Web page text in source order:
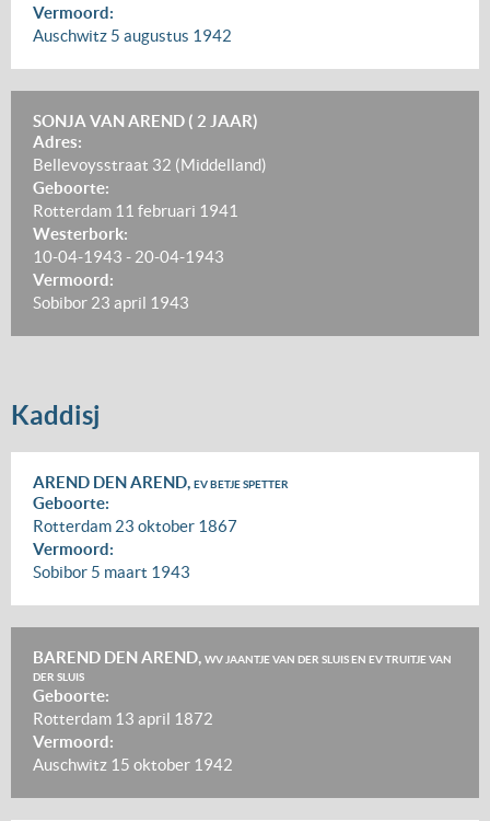
Vermoord:
Auschwitz 5 augustus 1942
SONJA VAN AREND ( 2 JAAR)
Adres:
Bellevoysstraat 32 (Middelland)
Geboorte:
Rotterdam 11 februari 1941
Westerbork:
10-04-1943 - 20-04-1943
Vermoord:
Sobibor 23 april 1943
Kaddisj
AREND DEN AREND, EV BETJE SPETTER
Geboorte:
Rotterdam 23 oktober 1867
Vermoord:
Sobibor 5 maart 1943
BAREND DEN AREND, WV JAANTJE VAN DER SLUIS EN EV TRUITJE VAN
DER SLUIS
Geboorte:
Rotterdam 13 april 1872
Vermoord:
Auschwitz 15 oktober 1942